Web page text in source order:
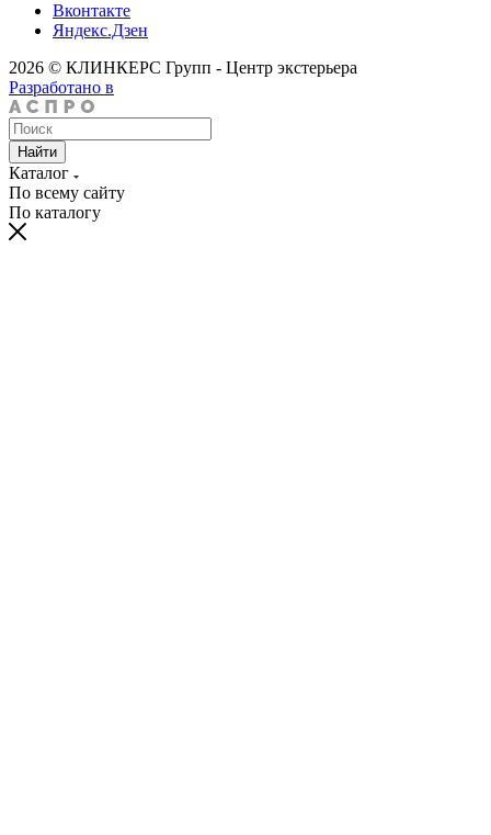
Вконтакте
Яндекс.Дзен
2026 © КЛИНКЕРС Групп - Центр экстерьера
Разработано в
Найти
Каталог
По всему сайту
По каталогу